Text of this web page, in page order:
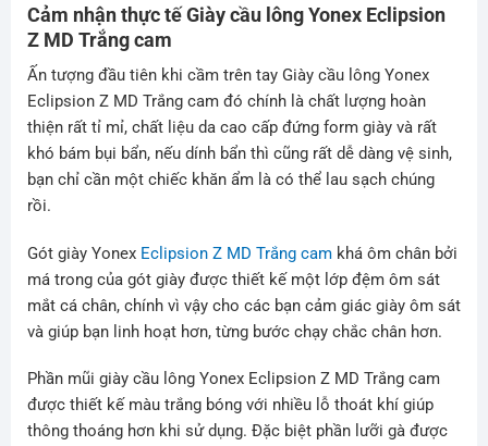
Cảm nhận thực tế Giày cầu lông Yonex Eclipsion
Z MD Trắng cam
Ấn tượng đầu tiên khi cầm trên tay Giày cầu lông Yonex
Eclipsion Z MD Trắng cam đó chính là chất lượng hoàn
thiện rất tỉ mỉ, chất liệu da cao cấp đứng form giày và rất
khó bám bụi bẩn, nếu dính bẩn thì cũng rất dễ dàng vệ sinh,
bạn chỉ cần một chiếc khăn ẩm là có thể lau sạch chúng
rồi.
Gót giày Yonex Eclipsion Z MD Trắng camkhá ôm chân bởi
má trong của gót giày được thiết kế một lớp đệm ôm sát
mắt cá chân, chính vì vậy cho các bạn cảm giác giày ôm sát
và giúp bạn linh hoạt hơn, từng bước chạy chắc chân hơn.
Phần mũi giày cầu lông Yonex Eclipsion Z MD Trắng cam
được thiết kế màu trắng bóng với nhiều lỗ thoát khí giúp
thông thoáng hơn khi sử dụng. Đặc biệt phần lưỡi gà được